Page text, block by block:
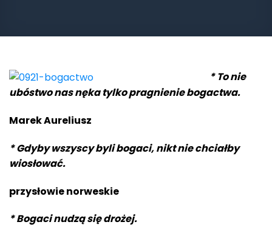
* To nie
ubóstwo nas nęka tylko pragnienie bogactwa.
Marek Aureliusz
* Gdyby wszyscy byli bogaci, nikt nie chciałby
wiosłować.
przysłowie norweskie
* Bogaci nudzą się drożej.